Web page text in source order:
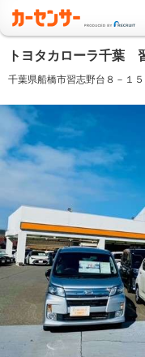
トヨタカローラ千葉
千葉県船橋市習志野台８－１５